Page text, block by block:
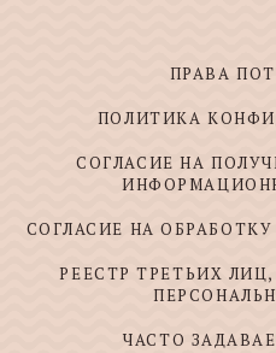
ПРАВА
ПОЛИТИКА
СОГЛАСИЕ НА
СОГЛАСИЕ НА
РЕЕСТР ТРЕТЬИХ
ЧАСТО